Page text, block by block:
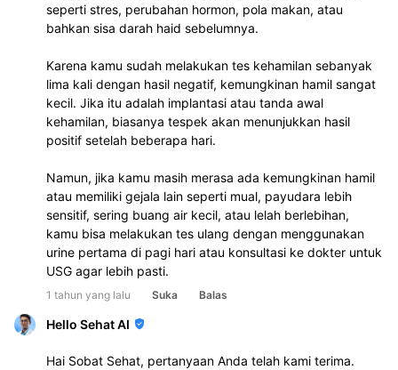
seperti stres, perubahan hormon, pola makan, atau
bahkan sisa darah haid sebelumnya.
Karena kamu sudah melakukan tes kehamilan sebanyak
lima kali dengan hasil negatif, kemungkinan hamil sangat
kecil. Jika itu adalah implantasi atau tanda awal
kehamilan, biasanya tespek akan menunjukkan hasil
positif setelah beberapa hari.
Namun, jika kamu masih merasa ada kemungkinan hamil
atau memiliki gejala lain seperti mual, payudara lebih
sensitif, sering buang air kecil, atau lelah berlebihan,
kamu bisa melakukan tes ulang dengan menggunakan
urine pertama di pagi hari atau konsultasi ke dokter untuk
USG agar lebih pasti.
1 tahun yang lalu Suka Balas
Hello Sehat AI
Hai Sobat Sehat, pertanyaan Anda telah kami terima.